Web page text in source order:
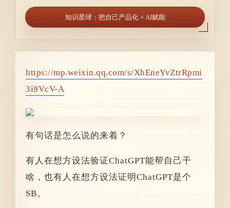
知识星球：把自己产品化 × AI赋能
https://mp.weixin.qq.com/s/XhEneYvZtrRpmi
3i9VcV-A
有句话是怎么说的来着？
有人在想方设法验证ChatGPT能帮自己干
啥，也有人在想方设法证明ChatGPT是个
SB。